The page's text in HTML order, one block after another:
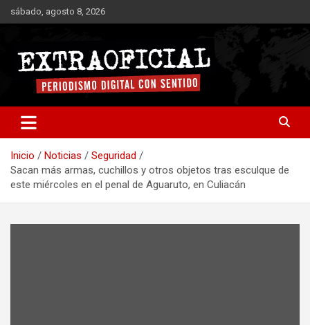
Saltar
al
sábado, agosto 8, 2026
Extraoficial
Inicio Noticias
Seguridad
Sacan más armas, cuchillos y otros objetos tras esculque de
este miércoles en el penal de Aguaruto, en Culiacán